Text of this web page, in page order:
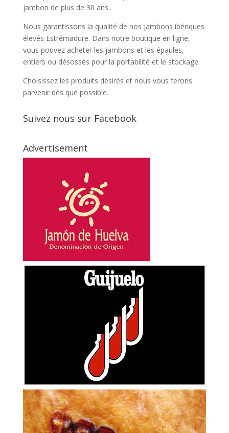
jambon de plus de 30 ans..
Nous garantissons la qualité de nos jambons ibériques
élevés Estrémadure. Dans notre boutique en ligne,
vous pouvez acheter les jambons et les épaules,
entiers ou désossés pour la portabilité et le stockage.
Choisissez les produits désirés et nous vous ferons
parvenir dès que possible.
Suivez nous sur Facebook
Advertisement